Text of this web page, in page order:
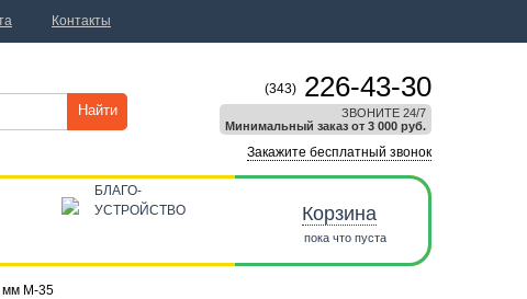
мм М-35
Найти
(343) 226-43-30
ЗВОНИТЕ 24/7
Минимальный заказ от 3 000 руб.
Закажите бесплатный звонок
БЛАГО-
УСТРОЙСТВО
Корзина
пока что пуста
Контакты